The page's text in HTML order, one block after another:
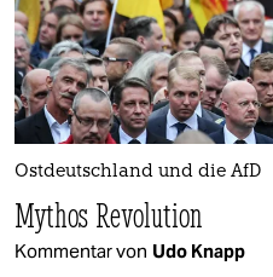
Ostdeutschland und die AfD
Mythos Revolution
Kommentar von Udo Knapp